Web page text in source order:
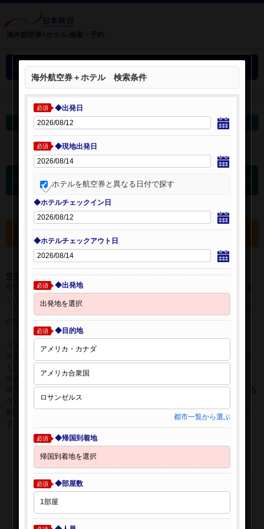
選択中の海外航空券+ホテル
選択中の航空券・ホテルを開く：
海外航空券を変更 海外ホテルを変更
検索条件を開く：
海外航空券 検索結果
選択中の航空券・ホテルを確認する
空席表示について：
空席状況は常に変更しますので、現在の空席を保証するものではあ
りません。
「○」は過去24時間以内に十分な空席が確認できた商品です。 数字
の場合は、現時点で座席数が少ない商品です。
※表示金額はオンライン予約時の金額です。
ください。
※表示時間はすべて現地時間・24時間表示です。
※午前0時以降に出発する深夜便について、搭乗日をお間違えになる
ケースが多く発生しています。
例)4月8日00：30出発の場合、搭乗手続きは4月7日22:30が目安で
海外航空券＋ホテル 検索条件
必須 ◆出発日
必須 ◆現地出発日
ホテルを航空券と異なる日付で探す
◆ホテルチェックイン日
◆ホテルチェックアウト日
必須 ◆出発地
必須 ◆目的地
都市一覧から選ぶ
必須 ◆帰国到着地
必須 ◆部屋数